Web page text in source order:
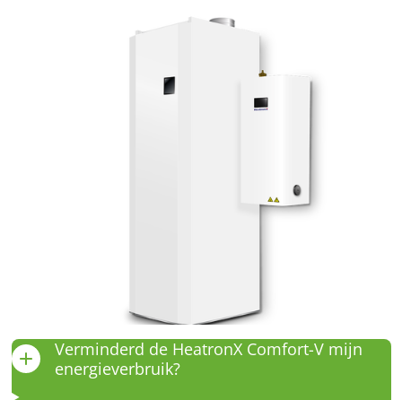
Verminderd de HeatronX Comfort-V mijn
energieverbruik?